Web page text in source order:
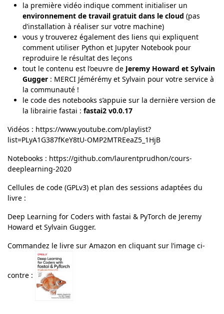
la première vidéo indique comment initialiser un
environnement de travail gratuit dans le cloud (pas
d’installation à réaliser sur votre machine)
vous y trouverez également des liens qui expliquent
comment utiliser Python et Jupyter Notebook pour
reproduire le résultat des leçons
tout le contenu est l’oeuvre de Jeremy Howard et Sylvain
Gugger : MERCI Jémérémy et Sylvain pour votre service à
la communauté !
le code des notebooks s’appuie sur la dernière version de
la librairie fastai : fastai2 v0.0.17
Vidéos : https://www.youtube.com/playlist?
list=PLyA1G387fKeY8tU-OMP2MTREeaZ5_1HjB
Notebooks : https://github.com/laurentprudhon/cours-
deeplearning-2020
Cellules de code (GPLv3) et plan des sessions adaptées du
livre :
Deep Learning for Coders with fastai & PyTorch de Jeremy
Howard et Sylvain Gugger.
Commandez le livre sur Amazon en cliquant sur l’image ci-
contre :